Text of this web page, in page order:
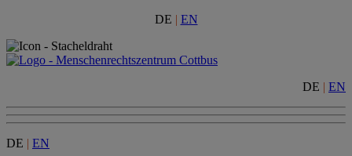
DE | EN
DE | EN
DE | EN